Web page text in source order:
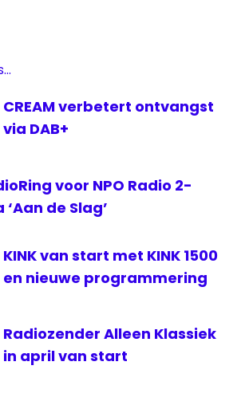
CREAM verbetert ontvangst
via DAB+
voor NPO Radio 2-
de Slag’
KINK van start met KINK 1500
en nieuwe programmering
Radiozender Alleen Klassiek
in april van start